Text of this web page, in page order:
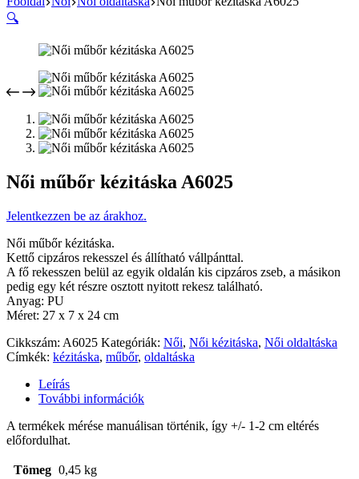
🔍
Női műbőr kézitáska A6025
Jelentkezzen be az árakhoz.
Női műbőr kézitáska.
Kettő cipzáros rekesszel és állítható vállpánttal.
A fő rekesszen belül az egyik oldalán kis cipzáros zseb, a másikon
pedig egy két részre osztott nyitott rekesz található.
Anyag: PU
Méret: 27 x 7 x 24 cm
Cikkszám: A6025 Kategóriák: Női, Női kézitáska, Női oldaltáska
Címkék: kézitáska, műbőr, oldaltáska
Leírás
További információk
A termékek mérése manuálisan történik, így +/- 1-2 cm eltérés
előfordulhat.
Tömeg 0,45 kg